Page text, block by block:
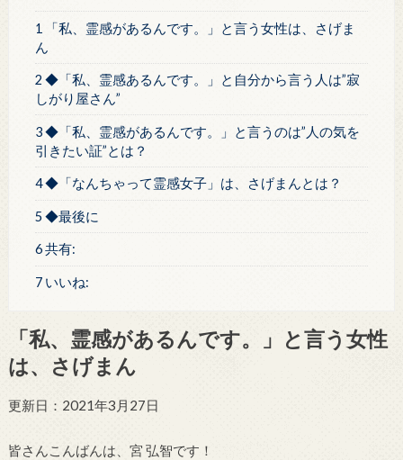
1 「私、霊感があるんです。」と言う女性は、さげま
ん
2 ◆「私、霊感あるんです。」と自分から言う人は”寂
しがり屋さん”
3 ◆「私、霊感があるんです。」と言うのは”人の気を
引きたい証”とは？
4 ◆「なんちゃって霊感女子」は、さげまんとは？
5 ◆最後に
6 共有:
7 いいね:
「私、霊感があるんです。」と言う女性
は、さげまん
更新日：2021年3月27日
皆さんこんばんは、宮 弘智です！